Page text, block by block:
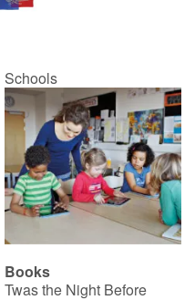
Schools
Books
Twas the Night Before